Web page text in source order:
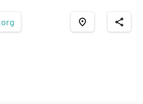
.org place share